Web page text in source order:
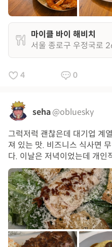
마이클 바이 해비치
서울 종로구 우정국로
4 0
seha@obluesky
그럭저럭 괜찮은데 대기업 계
져 있는 맛. 비즈니스 식사면
다. 이날은 저녁이었는데 개인